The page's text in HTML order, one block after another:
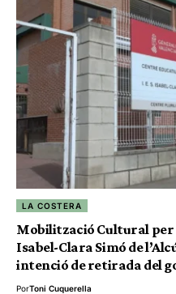
LA COSTERA
Mobilització Cultural per
Isabel-Clara Simó de
intenció de retirada del
PorToni Cuquerella